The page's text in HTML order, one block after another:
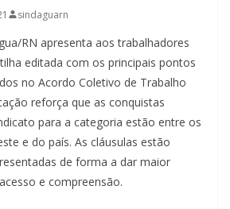
sindaguarn
RN apresenta aos trabalhadores
editada com os principais pontos
no Acordo Coletivo de Trabalho
reforça que as conquistas
para a categoria estão entre os
e do país. As cláusulas estão
de forma a dar maior
e compreensão.